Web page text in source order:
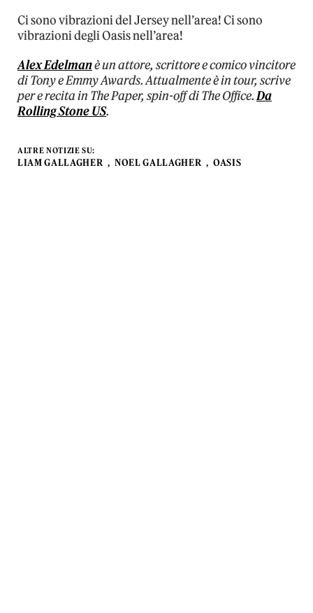
Ci sono vibrazioni del Jersey nell’area! Ci sono
vibrazioni degli Oasis nell’area!
Alex Edelmanè un attore, scrittore e comico vincitore
di Tony e Emmy Awards. Attualmente è in tour, scrive
per e recita in The Paper, spin-off di The Office.Da
Rolling Stone US.
ALTRE NOTIZIE SU:
LIAM GALLAGHER NOEL GALLAGHER OASIS